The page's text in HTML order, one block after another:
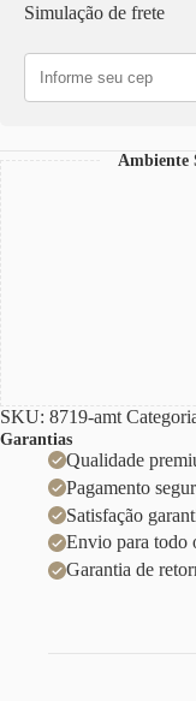
Ouro
Pedra
Mineral
Coração
Simulação de frete
Ambiente
SKU: 8719-amt
Garantias
Qualidade
Pagamento
Satisfação
Envio para todo
Garantia de